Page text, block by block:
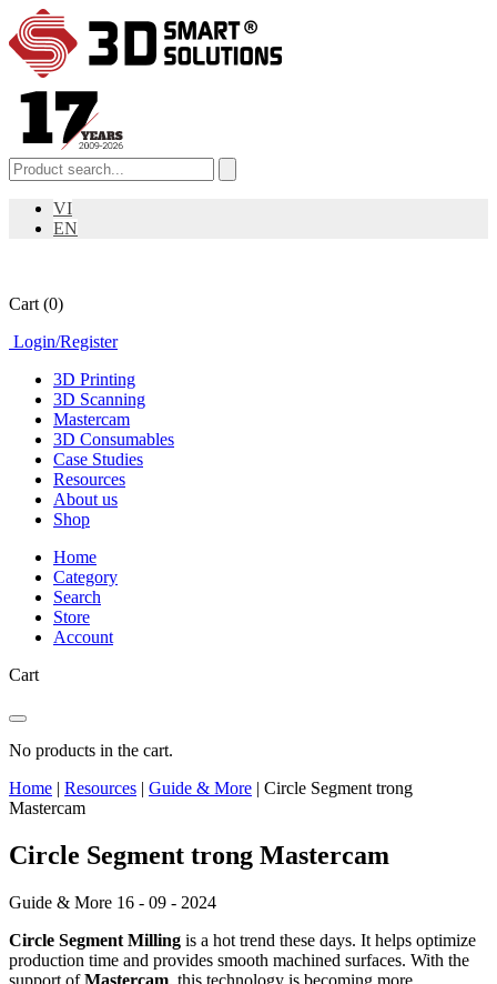
VI
EN
Cart (0)
Login/Register
3D Printing
3D Scanning
Mastercam
3D Consumables
Case Studies
Resources
About us
Shop
Home
Category
Search
Store
Account
Cart
No products in the cart.
Home | Resources | Guide & More | Circle Segment trong
Mastercam
Circle Segment trong Mastercam
Guide & More 16 - 09 - 2024
Circle Segment Milling is a hot trend these days. It helps optimize
production time and provides smooth machined surfaces. With the
support ofMastercam, this technology is becoming more